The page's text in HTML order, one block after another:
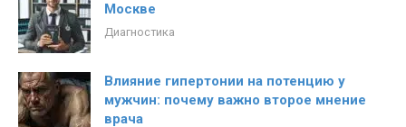
Москве
Диагностика
Влияние гипертонии на потенцию у
мужчин: почему важно второе мнение
врача